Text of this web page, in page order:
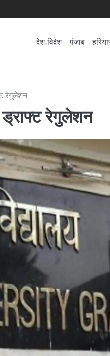
देश-विदेश पंजाब
रेगुलेशन
ड्राफ्ट रेगुलेशन